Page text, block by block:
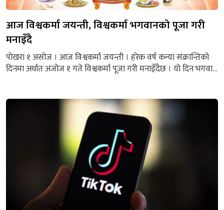
आज विश्वकर्मा जयन्ती, विश्वकर्मा भगवानको पूजा गरी
मनाइँदै
पोखरा १ असोज । आज विश्वकर्मा जयन्ती । हरेक वर्ष कन्या संक्रान्तिको
दिनमा अर्थात अजोज १ गते विश्वकर्मा पूजा गरी मनाइँदैछ । यो दिन भगवान
मनाइन्छ । यसैले विश्वकर्मा पूजाको दिन उद्योग, कलकारखाना र...